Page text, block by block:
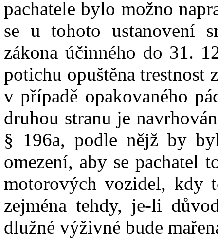
pachatele bylo možno
se u tohoto ustanovení
zákona účinného do 31.
potichu opuštěna trestnost
v případě opakovaného
druhou stranu je
§ 196a, podle nějž by
omezení, aby se pachatel
motorových vozidel, kdy
zejména tehdy, je-li
dlužné výživné bude